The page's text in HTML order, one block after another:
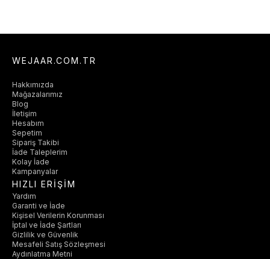
WEJAAR.COM.TR
Hakkımızda
Mağazalarımız
Blog
İletişim
Hesabım
Sepetim
Sipariş Takibi
İade Taleplerim
Kolay İade
Kampanyalar
HIZLI ERİŞİM
Yardım
Garanti ve İade
Kişisel Verilerin Korunması
İptal ve İade Şartları
Gizlilik ve Güvenlik
Mesafeli Satış Sözleşmesi
Aydınlatma Metni